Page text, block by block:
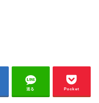
送る Pocket